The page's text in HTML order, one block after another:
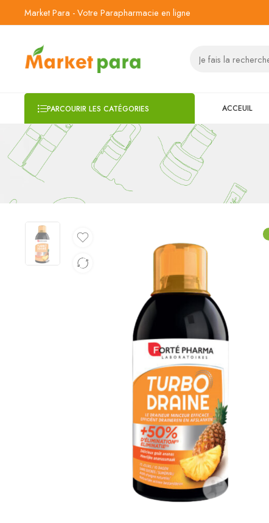
Market Para - Votre Parapharmacie en ligne
PARCOURIR LES CATÉGORIES ACCEUIL